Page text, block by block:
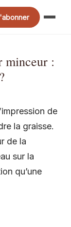
minceur :
de
la graisse.
de la
sur la
qu’une